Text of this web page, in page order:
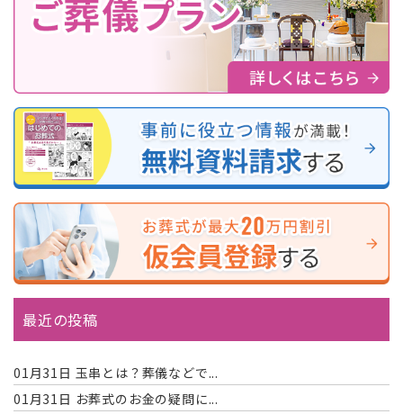
最近の投稿
01月31日 玉串とは？葬儀などで...
01月31日 お葬式のお金の疑問に...